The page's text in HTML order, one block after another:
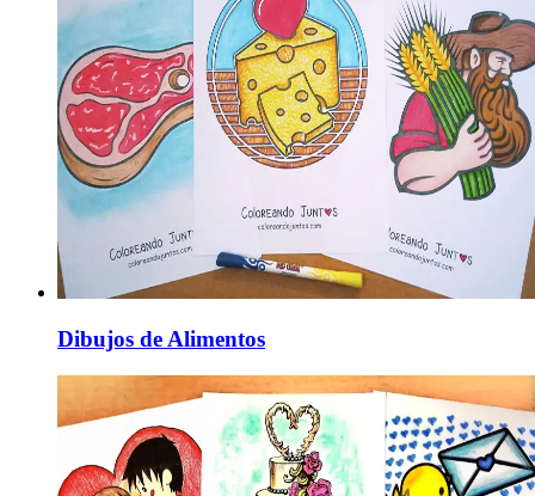
Dibujos de Alimentos